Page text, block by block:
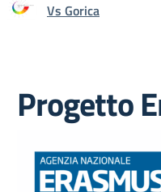
Vs Gorica
Progetto